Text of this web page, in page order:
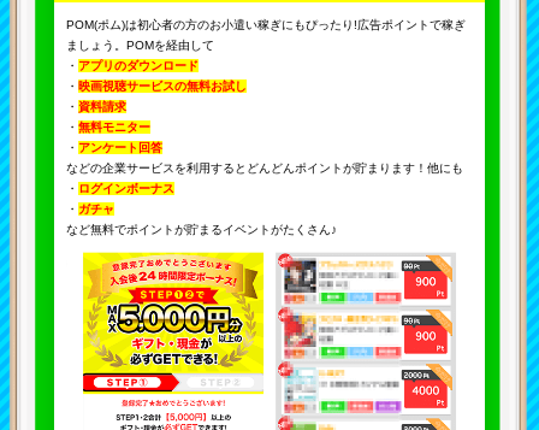
POM(ポム)は初心者の方のお小遣い稼ぎにもぴったり!広告ポイントで稼ぎ
ましょう。POMを経由して
・ アプリのダウンロード
・ 映画視聴サービスの無料お試し
・ 資料請求
・ 無料モニター
・ アンケート回答
などの企業サービスを利用するとどんどんポイントが貯まります！他にも
・ ログインボーナス
・ ガチャ
など無料でポイントが貯まるイベントがたくさん♪